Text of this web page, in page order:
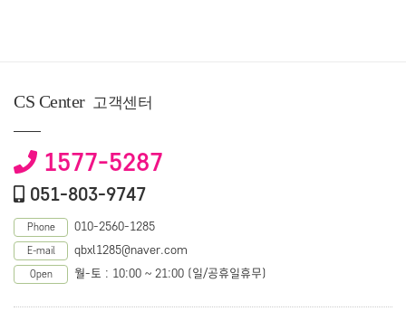
CS Center 고객센터
1577-5287
051-803-9747
Phone 010-2560-1285
E-mail qbxl1285@naver.com
Open 월-토 : 10:00 ~ 21:00 (일/공휴일휴무)